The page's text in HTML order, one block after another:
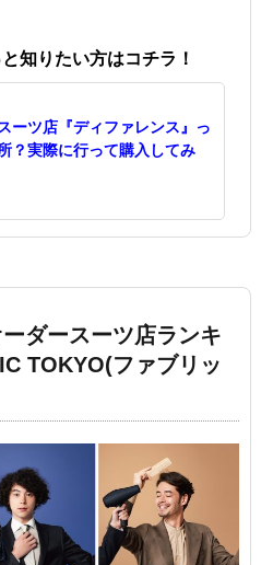
知りたい方はコチラ！
ーツ店『ディファレンス』っ
？実際に行って購入してみ
ダースーツ店ランキ
TOKYO(ファブリッ